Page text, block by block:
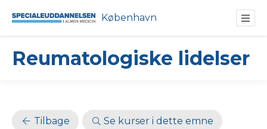
København
Reumatologiske lidelser
Tilbage Se kurser i dette emne